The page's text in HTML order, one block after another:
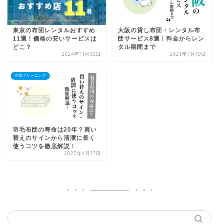
東京の布団レンタルおすすめ
11選！価格の安いサービスは
どこ？
2024年11月30日
大阪の貸し布団・レンタル布
団サービス8選！料金からレン
タル期間まで
2021年7月10日
布団クリーニング
羽毛布団の寿命は20年？買い
替えのサインから清潔に長く
使うコツを徹底解説！
2023年4月17日